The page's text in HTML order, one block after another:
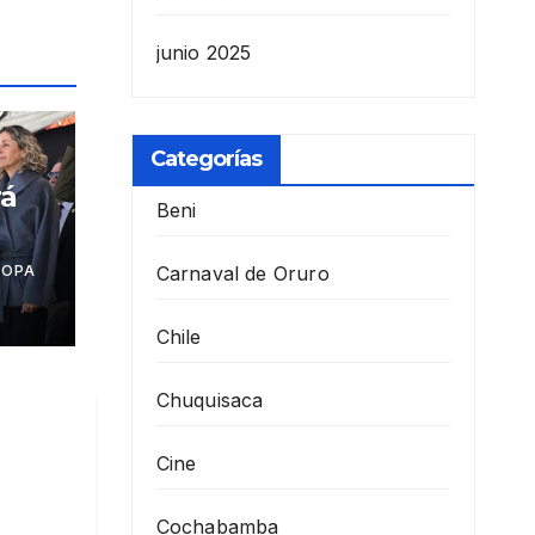
junio 2025
Categorías
Beni
Carnaval de Oruro
Chile
Chuquisaca
Cine
Cochabamba